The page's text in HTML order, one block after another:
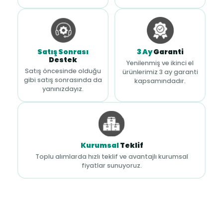
Satış Sonrası
Destek
Satış öncesinde olduğu
gibi satış sonrasında da
yanınızdayız.
3 AyGaranti
Yenilenmiş ve ikinci el
ürünlerimiz 3 ay garanti
kapsamındadır.
KurumsalTeklif
Toplu alımlarda hızlı teklif ve avantajlı kurumsal
fiyatlar sunuyoruz.